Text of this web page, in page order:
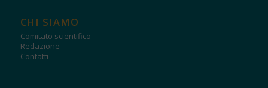
CHI SIAMO
Comitato scientifico
Redazione
Contatti